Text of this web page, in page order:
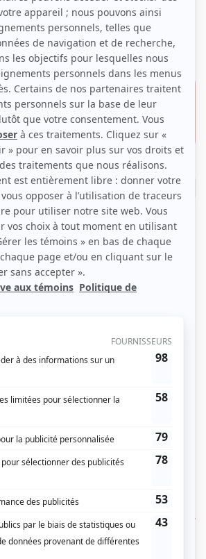
2026
avis -->
- 21h00
30.00 $
2 pour 30.00 $
Réserver
appellent, la foule répond. “Ode
vodoun” (FIP, 2024), la musique
à un dialogue percutant entre les
du sakpata à l’egoungoun, un
un hip hop ramené à ses racines.
un flow incisif, le collectif propage
une vision moderne et festive de la
pour la scène, applaudi jusqu’au
d’Angélique Kidjo, BIM offrira un
le 40e anniversaire de Nuits
de reprises extatiques des grands
années 70 à nos jours.
DES MEMBRES